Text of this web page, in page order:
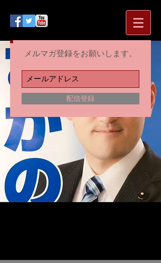
メルマガ登録をお願いします。
配信登録